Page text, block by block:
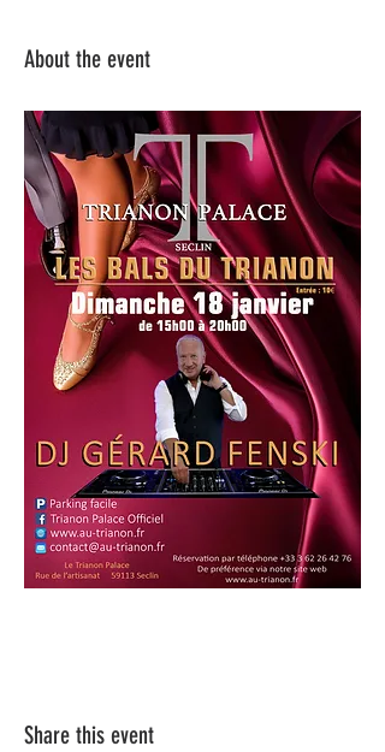
About the event
Share this event